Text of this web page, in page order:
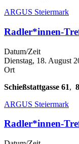
ARGUS Steiermark
Radler*innen-
Datum/Zeit
Dienstag, 18. August
Ort
Schießstattgasse 61,
ARGUS Steiermark
Radler*innen-